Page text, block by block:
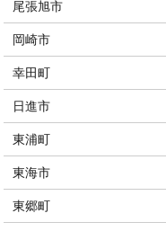
尾張旭市
岡崎市
幸田町
日進市
東浦町
東海市
東郷町